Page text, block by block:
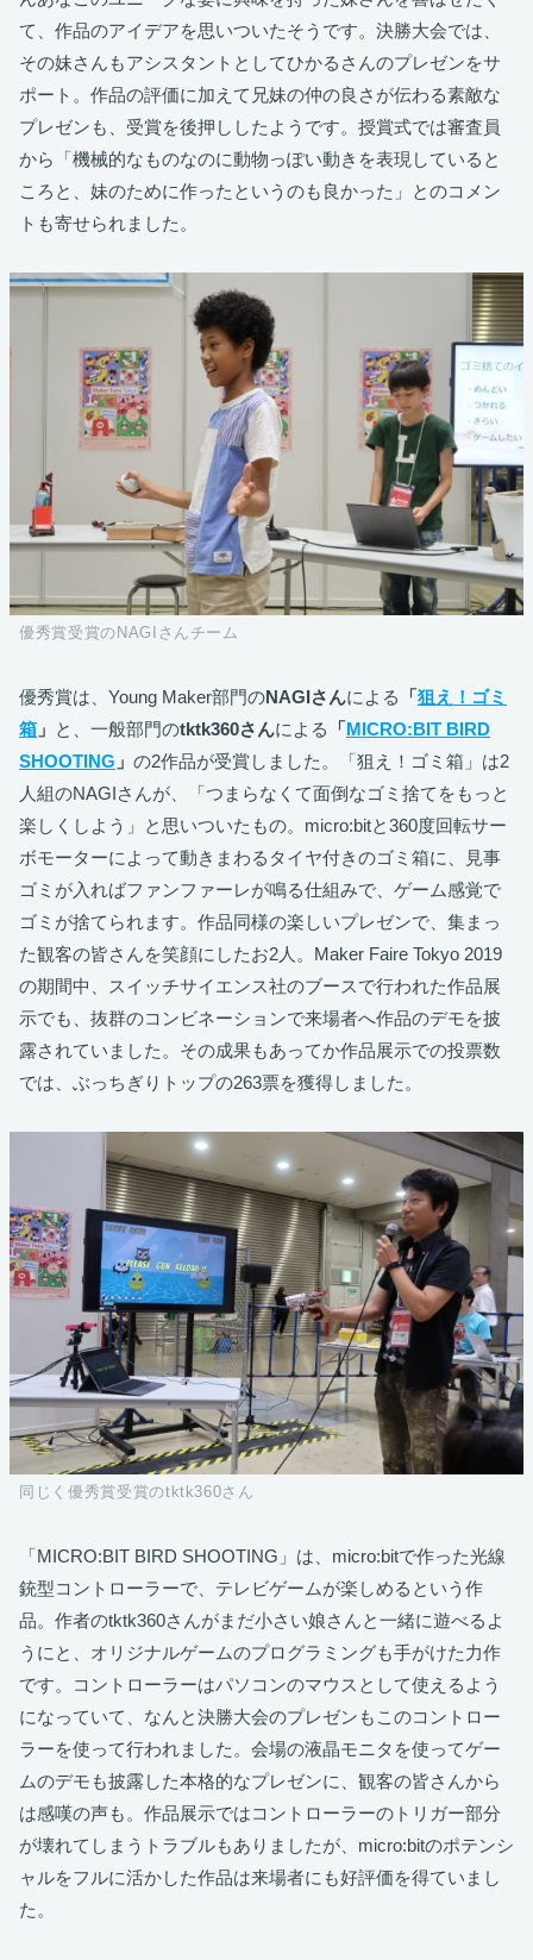
て、作品のアイデアを思いついたそうです。決勝大会では、
その妹さんもアシスタントとしてひかるさんのプレゼンをサ
ポート。作品の評価に加えて兄妹の仲の良さが伝わる素敵な
プレゼンも、受賞を後押ししたようです。授賞式では審査員
から「機械的なものなのに動物っぽい動きを表現していると
ころと、妹のために作ったというのも良かった」とのコメン
トも寄せられました。
優秀賞受賞のNAGIさんチーム
優秀賞は、Young Maker部門のNAGIさんによる 「狙え！ゴミ
箱 」 と、一般部門のtktk360さんによる 「MICRO:BIT BIRD
SHOOTING 」 の2作品が受賞しました。「狙え！ゴミ箱」は2
人組のNAGIさんが、「つまらなくて面倒なゴミ捨てをもっと
楽しくしよう」と思いついたもの。micro:bitと360度回転サー
ボモーターによって動きまわるタイヤ付きのゴミ箱に、見事
ゴミが入ればファンファーレが鳴る仕組みで、ゲーム感覚で
ゴミが捨てられます。作品同様の楽しいプレゼンで、集まっ
た観客の皆さんを笑顔にしたお2人。Maker Faire Tokyo 2019
の期間中、スイッチサイエンス社のブースで行われた作品展
示でも、抜群のコンビネーションで来場者へ作品のデモを披
露されていました。その成果もあってか作品展示での投票数
では、ぶっちぎりトップの263票を獲得しました。
同じく優秀賞受賞のtktk360さん
「MICRO:BIT BIRD SHOOTING」は、micro:bitで作った光線
銃型コントローラーで、テレビゲームが楽しめるという作
品。作者のtktk360さんがまだ小さい娘さんと一緒に遊べるよ
うにと、オリジナルゲームのプログラミングも手がけた力作
です。コントローラーはパソコンのマウスとして使えるよう
になっていて、なんと決勝大会のプレゼンもこのコントロー
ラーを使って行われました。会場の液晶モニタを使ってゲー
ムのデモも披露した本格的なプレゼンに、観客の皆さんから
は感嘆の声も。作品展示ではコントローラーのトリガー部分
が壊れてしまうトラブルもありましたが、micro:bitのポテンシ
ャルをフルに活かした作品は来場者にも好評価を得ていまし
た。